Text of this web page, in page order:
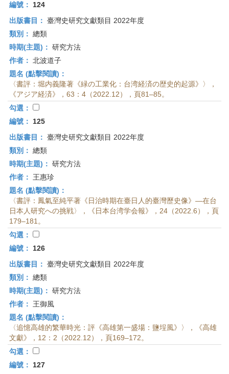
編號：
124
出版書目： 臺灣史研究文獻類目 2022年度
類別： 總類
時期(主題)： 研究方法
作者： 北波道子
題名 (點擊閱讀)：
〈書評：堀内義隆著《緑の工業化：台湾経済の歴史的起源》〉，
《アジア経済》，63：4（2022.12），頁81–85。
勾選：
編號：
125
出版書目： 臺灣史研究文獻類目 2022年度
類別： 總類
時期(主題)： 研究方法
作者：
王惠珍
題名 (點擊閱讀)：
〈書評：鳳氣至純平著《日治時期在臺日人的臺灣歷史像》—在台
日本人研究への挑戦〉，《日本台湾学会報》，24（2022.6），頁
179–181。
勾選：
編號：
126
出版書目： 臺灣史研究文獻類目 2022年度
類別： 總類
時期(主題)： 研究方法
作者：
王御風
題名 (點擊閱讀)：
〈追憶高雄的繁華時光：評《高雄第一盛場：鹽埕風》〉，《高雄
文獻》，12：2（2022.12），頁169–172。
勾選：
編號：
127